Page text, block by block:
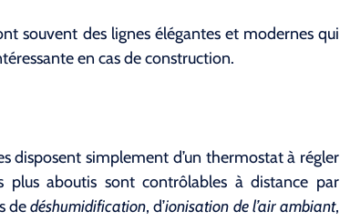
souvent des lignes élégantes et modernes qui
en cas de construction.
disposent simplement d’un thermostat à régler
aboutis sont contrôlables à distance par
dedéshumidification, d’ionisation de l’air ambiant,